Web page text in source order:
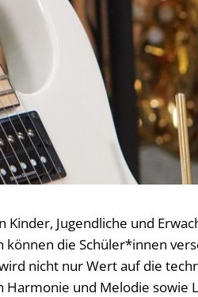
Jugendliche und
die Schüler*innen
nicht nur Wert auf die
Harmonie und Melodie sowie